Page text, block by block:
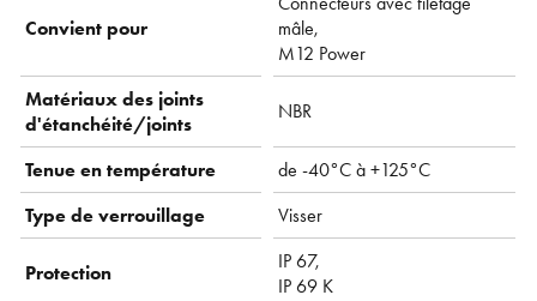
Convient pour
mâle,
M12 Power
Matériaux des joints
d'étanchéité/joints
NBR
Tenue en température
de -40°C à +125°C
Type de verrouillage
Visser
Protection
IP 67,
IP 69 K